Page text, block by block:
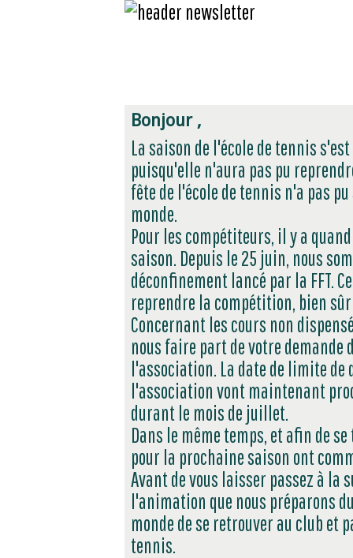
Bonjour ,
La saison de l'école de tennis
puisqu'elle n'aura pas pu
fête de l'école de tennis n'a pas
monde.
Pour les compétiteurs, il y a
saison. Depuis le 25 juin, nous
déconfinement lancé par la FFT.
reprendre la compétition, bien
Concernant les cours non
nous faire part de votre demande
l'association. La date de limite de
l'association vont maintenant
durant le mois de juillet.
Dans le même temps, et afin de
pour la prochaine saison ont
Avant de vous laisser passez à
l'animation que nous préparons
monde de se retrouver au club et
tennis.